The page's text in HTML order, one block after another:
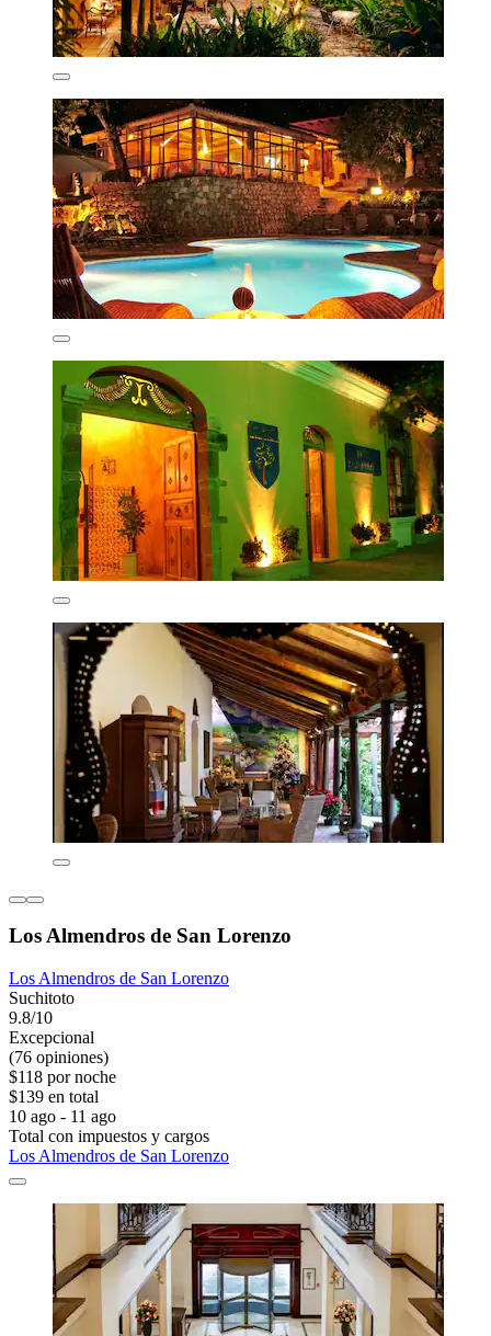
Los Almendros de San Lorenzo
Los Almendros de San Lorenzo
Suchitoto
9.8/10
Excepcional
(76 opiniones)
$118 por noche
$139 en total
10 ago - 11 ago
Total con impuestos y cargos
Los Almendros de San Lorenzo